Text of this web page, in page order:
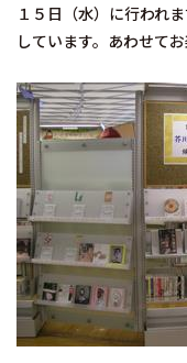
１５日（水）に行われ
しています。あわせて